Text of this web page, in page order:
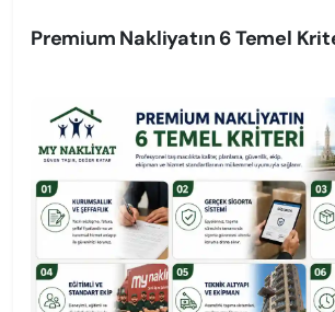
Premium Nakliyatın 6 Temel